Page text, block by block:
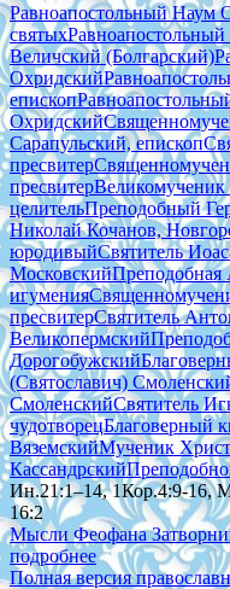
Равноапостольный Наум
святых
Величский (Болгарский)
Охридский
епископ
Охридский
Сарапульский, епископ
пресвитер
пресвитер
целительПреподобный
Николай Кочанов,
юродивыйСвятитель
МосковскийПреподобная
игумения
пресвитерСвятитель
Великопермский
Дорогобужский
(Святославич)
СмоленскийСвятитель
чудотворецБлаговерный
ВяземскийМученик
Кассандрский
Ин.21:1–14, 1Кор.4:9-16,
16:2
Мысли Феофана
подробнее
Полная версия